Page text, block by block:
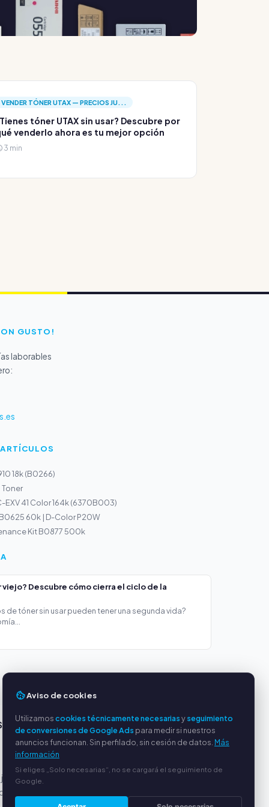
VENDER TÓNER UTAX — PRECIOS JU...
tóner UTAX sin usar? Descubre por
venderlo ahora es tu mejor opción
3 min
GUSTO!
laborables
18k (B0266)
EXV 41 Color 164k (6370B003)
60k | D-Color P20W
Kit B0877 500k
Descubre cómo cierra el ciclo de la
de tóner sin usar pueden tener una segunda vida?
justos
PayPal
SERVICIO
Sobre nosotros
Aviso de cookies
Utilizamoscookies técnicamente necesariasyseguimiento
de conversiones de Google Ads para medir si nuestros
anuncios funcionan. Sin perfilado, sin cesión de datos. Más
información
Si eliges „Solo necesarias“, no se cargará el seguimiento de
Google.